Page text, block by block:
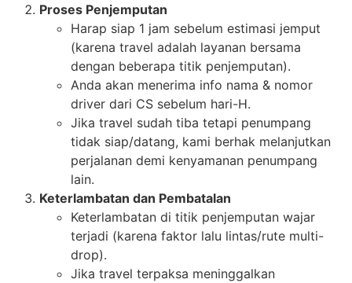
Proses Penjemputan
Harap siap 1 jam sebelum estimasi jemput
(karena travel adalah layanan bersama
dengan beberapa titik penjemputan).
Anda akan menerima info nama & nomor
driver dari CS sebelum hari-H.
Jika travel sudah tiba tetapi penumpang
tidak siap/datang, kami berhak melanjutkan
perjalanan demi kenyamanan penumpang
lain.
Keterlambatan dan Pembatalan
Keterlambatan di titik penjemputan wajar
terjadi (karena faktor lalu lintas/rute multi-
drop).
Jika travel terpaksa meninggalkan